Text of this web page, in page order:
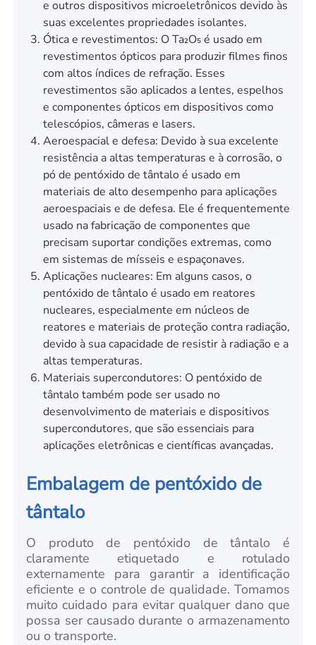
e outros dispositivos microeletrônicos devido às
suas excelentes propriedades isolantes.
Ótica e revestimentos: O Ta₂O₅ é usado em
revestimentos ópticos para produzir filmes finos
com altos índices de refração. Esses
revestimentos são aplicados a lentes, espelhos
e componentes ópticos em dispositivos como
telescópios, câmeras e lasers.
Aeroespacial e defesa: Devido à sua excelente
resistência a altas temperaturas e à corrosão, o
pó de pentóxido de tântalo é usado em
materiais de alto desempenho para aplicações
aeroespaciais e de defesa. Ele é frequentemente
usado na fabricação de componentes que
precisam suportar condições extremas, como
em sistemas de mísseis e espaçonaves.
Aplicações nucleares: Em alguns casos, o
pentóxido de tântalo é usado em reatores
nucleares, especialmente em núcleos de
reatores e materiais de proteção contra radiação,
devido à sua capacidade de resistir à radiação e a
altas temperaturas.
Materiais supercondutores: O pentóxido de
tântalo também pode ser usado no
desenvolvimento de materiais e dispositivos
supercondutores, que são essenciais para
aplicações eletrônicas e científicas avançadas.
Embalagem de pentóxido de
tântalo
O produto de pentóxido de tântalo é
claramente etiquetado e rotulado
externamente para garantir a identificação
eficiente e o controle de qualidade. Tomamos
muito cuidado para evitar qualquer dano que
possa ser causado durante o armazenamento
ou o transporte.